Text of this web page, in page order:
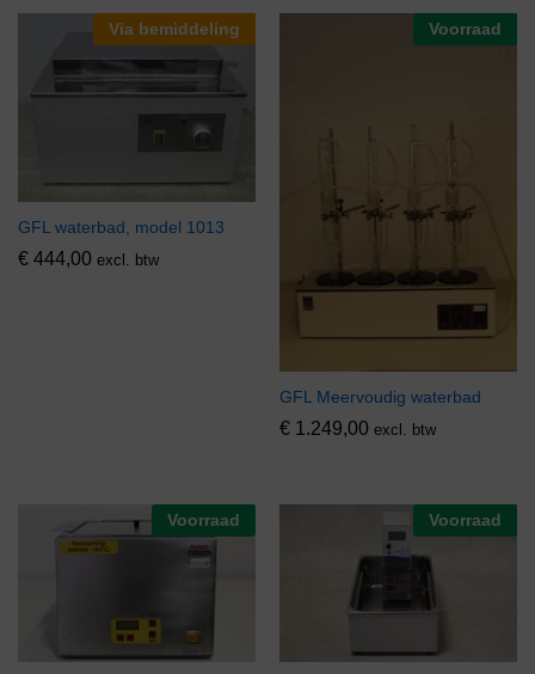
Via bemiddeling
GFL waterbad, model 1013
€ 444,00 excl. btw
Voorraad
GFL Meervoudig waterbad
€ 1.249,00 excl. btw
Voorraad Voorraad